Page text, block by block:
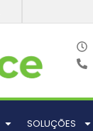
SOLUÇÕES